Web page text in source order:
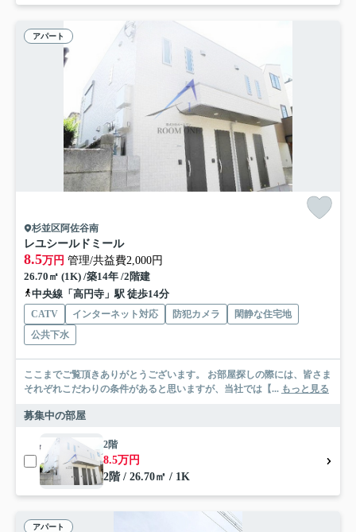
アパート
杉並区阿佐谷南
レユシールドミール
8.5万円 管理/共益費2,000円
26.70㎡ (1K) /築14年 /2階建
中央線「高円寺」駅 徒歩14分
CATV インターネット対応 防犯カメラ
閑静な住宅地
公共下水
ここまでご覧頂きありがとうございます。 お部屋探しの際には、皆さま
それぞれこだわりの条件があると思いますが、当社では【... もっと見る
募集中の部屋
2階
8.5万円
2階 / 26.70㎡ / 1K
アパート